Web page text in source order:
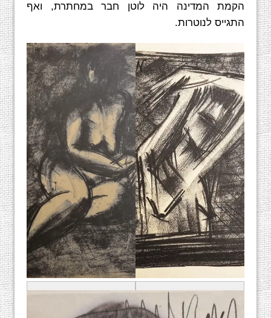
הקמת המדינה היה לוטן חבר במחתרת, ואף
התגייס לנוטרות.
יונה לוטן, "אישה",
יונה לוטן, "דמות